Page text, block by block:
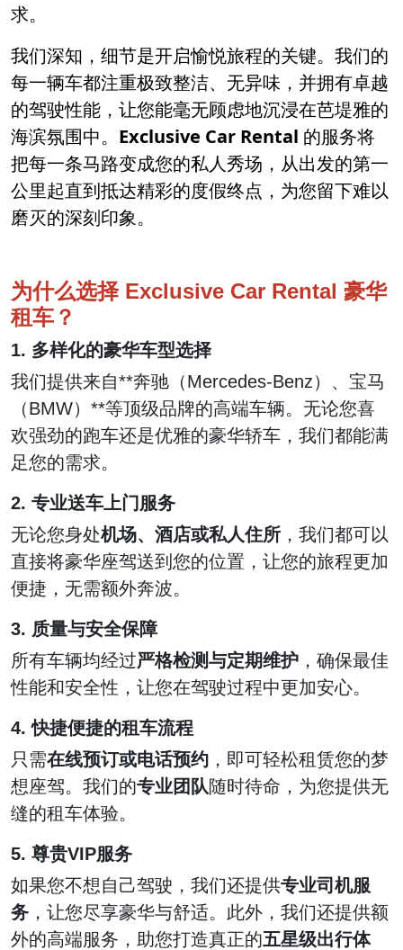
求。
我们深知，细节是开启愉悦旅程的关键。我们的
每一辆车都注重极致整洁、无异味，并拥有卓越
的驾驶性能，让您能毫无顾虑地沉浸在芭堤雅的
海滨氛围中。 Exclusive Car Rental 的服务将
把每一条马路变成您的私人秀场，从出发的第一
公里起直到抵达精彩的度假终点，为您留下难以
磨灭的深刻印象。
为什么选择 Exclusive Car Rental 豪华
租车？
1. 多样化的豪华车型选择
我们提供来自**奔驰（Mercedes-Benz）、宝马
（BMW）**等顶级品牌的高端车辆。无论您喜
欢强劲的跑车还是优雅的豪华轿车，我们都能满
足您的需求。
2. 专业送车上门服务
无论您身处机场、酒店或私人住所 ，我们都可以
直接将豪华座驾送到您的位置，让您的旅程更加
便捷，无需额外奔波。
3. 质量与安全保障
所有车辆均经过严格检测与定期维护 ，确保最佳
性能和安全性，让您在驾驶过程中更加安心。
4. 快捷便捷的租车流程
只需在线预订或电话预约 ，即可轻松租赁您的梦
想座驾。我们的专业团队随时待命，为您提供无
缝的租车体验。
5. 尊贵VIP服务
如果您不想自己驾驶，我们还提供专业司机服
务 ，让您尽享豪华与舒适。此外，我们还提供额
外的高端服务，助您打造真正的五星级出行体